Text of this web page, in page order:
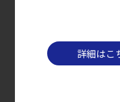
ブログ
【ブロ
詳細はこ